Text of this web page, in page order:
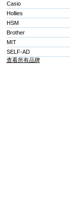
Casio
Hollies
HSM
Brother
MIT
SELF-AD
查看所有品牌